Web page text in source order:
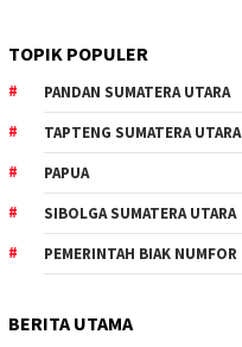
TOPIK POPULER
PANDAN SUMATERA UTARA
TAPTENG SUMATERA UTARA
PAPUA
SIBOLGA SUMATERA UTARA
PEMERINTAH BIAK NUMFOR
BERITA UTAMA